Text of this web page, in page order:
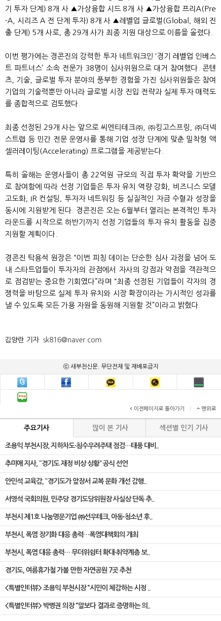
기 투자 단계) 8개 사 ▲가상융합 시드 8개 사 ▲가상융합 프리A(Pre
-A, 시리즈 A 전 단계 투자) 8개 사 ▲레벨업 글로벌(Global, 해외 진
출 단계) 5개 사로, 총 29개 사가 최종 지원 대상으로 이름을 올렸다.
이번 평가에는 경콘진의 강력한 투자 네트워크인 ‘경기 레벨업 인베스
트 파트너스’ 소속 전문가 38명이 심사위원으로 대거 참여했다. 콘텐
츠, 기술, 글로벌 투자 분야의 풍부한 경험을 가진 심사위원들은 참여
기업의 기술력뿐만 아니라 글로벌 시장 진입 전략과 실제 투자 매력도
를 종합적으로 검토했다.
최종 선정된 29개 사는 앞으로 씨엔티테크㈜, ㈜킹고스프링, ㈜더넥
스트랩 등 민간 전문 운영사를 통해 기업 성장 단계에 맞춘 밀착형 액
셀러레이팅(Accelerating) 프로그램을 제공받는다.
특히 올해는 운영사들이 총 22억원 규모의 직접 투자 확약을 기반으
로 참여함에 따라 선정 기업들은 투자 유치 역량 강화, 비즈니스 모델
고도화, IR 컨설팅, 투자자 네트워킹 등 실질적인 자금 수혈과 성장을
동시에 지원받게 된다. 경콘진은 오는 6월부터 열리는 본격적인 투자
라운드를 시작으로 하반기까지 선정 기업들의 투자 유치 활동을 집중
지원할 계획이다.
경콘진 탁용석 원장은 “이번 피칭 데이는 단순한 심사 과정을 넘어 도
내 스타트업들이 투자자의 관점에서 자사의 강점과 약점을 객관적으
로 점검받는 중요한 기회였다”라며 “최종 선정된 기업들이 각자의 경
쟁력을 바탕으로 실제 투자 유치와 시장 확장이라는 가시적인 성과를
낼 수 있도록 모든 가용 자원을 동원해 지원할 것”이라고 밝혔다.
김양란 기자 sk816@naver.com
ⓒ 새부천신문. 무단전재 및 재배포금지
이전페이지로 돌아가기 맨위로
주요기사 많이 본 기사 섹션별 인기 기사
조용익 부천시장, 지하차도·침수우려주택 점검…태풍 대비..
추미애 지사, “경기도 재정 비상 상황” 공식 선언
안민석 교육감, “경기도가 앞장서 교복 문화 개선 감행..
서영석 국회의원, 민주당 경기도당위원장 사실상 단독 추..
부천시 제1호 나눔명문기업 ㈜선우테크, 아동·청소년 후..
부천시, 폭염 장기화 대응 총력…폭염대책회의 개최
부천시, 폭염 대응 총력… 무더위쉼터 확대·취약계층 보..
경기도, 여름휴가철 가볼 만한 자연공원 7곳 추천
<특별인터뷰> 조용익 부천시장 "시민이 체감하는 시정 ..
<특별인터뷰> 박병권 의장 "말보다 결과로 증명하는 의..